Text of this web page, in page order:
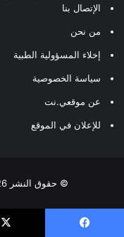
الإتصال بنا
من نحن
إخلاء المسؤولية الطبية
سياسة الخصوصية
عن موقعي.نت
للإعلان في الموقع
© حقوق النشر 2026، جميع الحقوق محفوظة |